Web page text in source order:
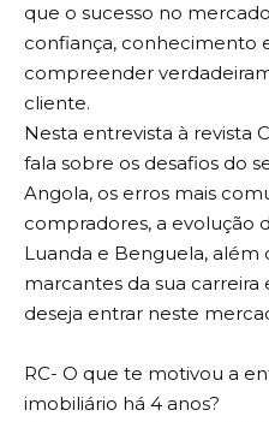
que o sucesso no
confiança, conhecimento
compreender
cliente.
Nesta entrevista à revista
fala sobre os desafios do
Angola, os erros mais
compradores, a evolução
Luanda e Benguela, além
marcantes da sua
deseja entrar neste
RC- O que te motivou a
imobiliário há 4 anos?